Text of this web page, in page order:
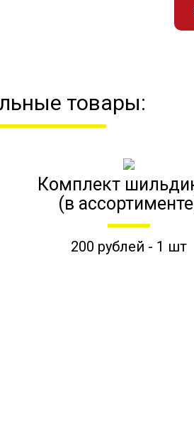
товары:
Комплект
(в
200 рублей - 1 шт